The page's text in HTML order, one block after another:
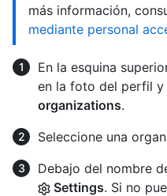
más información,
mediante personal
En la esquina
en la foto del perfil y
organizations.
Seleccione una
Debajo del nombre
Settings. Si no